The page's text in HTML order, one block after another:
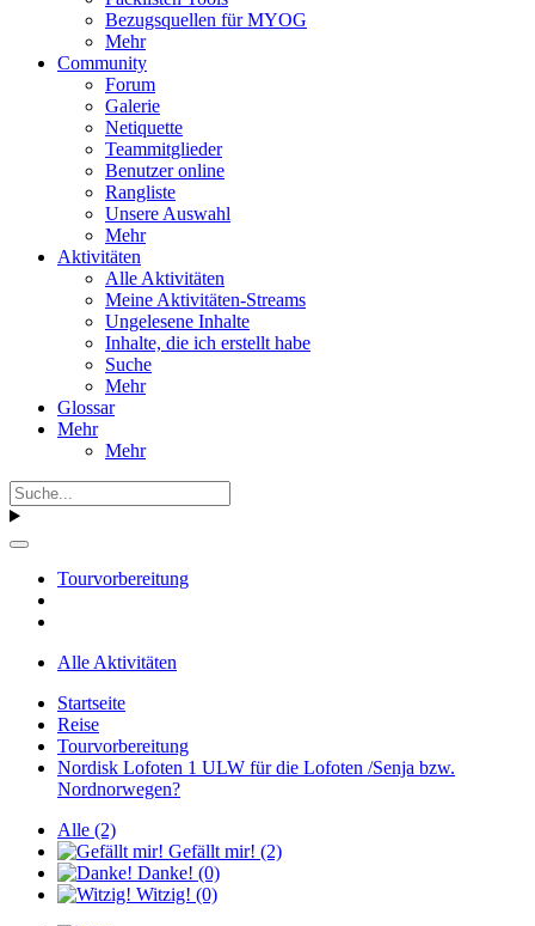
Bezugsquellen für MYOG
Mehr
Community
Forum
Galerie
Netiquette
Teammitglieder
Benutzer online
Rangliste
Unsere Auswahl
Mehr
Aktivitäten
Alle Aktivitäten
Meine Aktivitäten-Streams
Ungelesene Inhalte
Inhalte, die ich erstellt habe
Suche
Mehr
Glossar
Mehr
Mehr
Tourvorbereitung
Alle Aktivitäten
Startseite
Reise
Tourvorbereitung
Nordisk Lofoten 1 ULW für die Lofoten /Senja bzw.
Nordnorwegen?
Alle (2)
Gefällt mir! (2)
Danke! (0)
Witzig! (0)